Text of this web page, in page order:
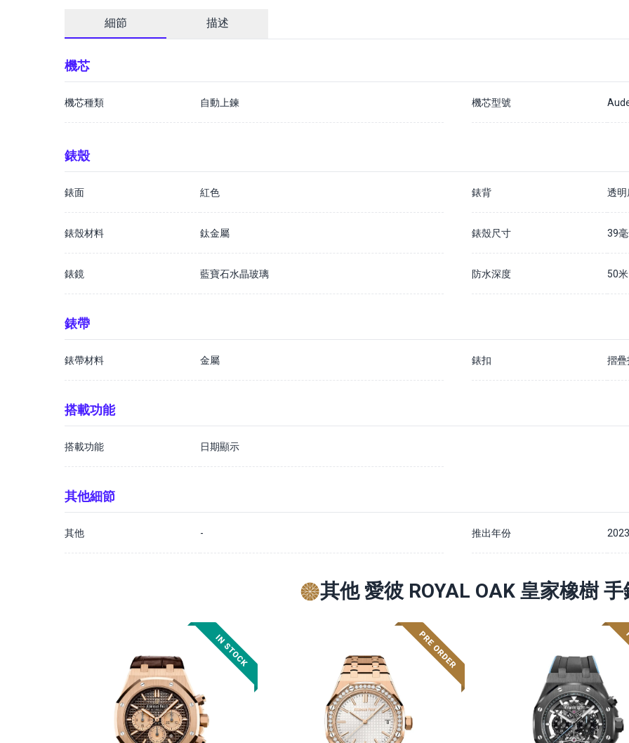
細節 描述
機芯
機芯種類 自動上鍊 機芯型號
錶殼
錶面 紅色 錶背 透
錶殼材料 鈦金屬 錶殼尺寸 39
錶鏡 藍寶石水晶玻璃 防水深度 50米
錶帶
錶帶材料 金屬 錶扣 摺疊
搭載功能
搭載功能 日期顯示
其他細節
其他 - 推出年份
其他 愛彼 ROYAL OAK 皇家橡樹 手